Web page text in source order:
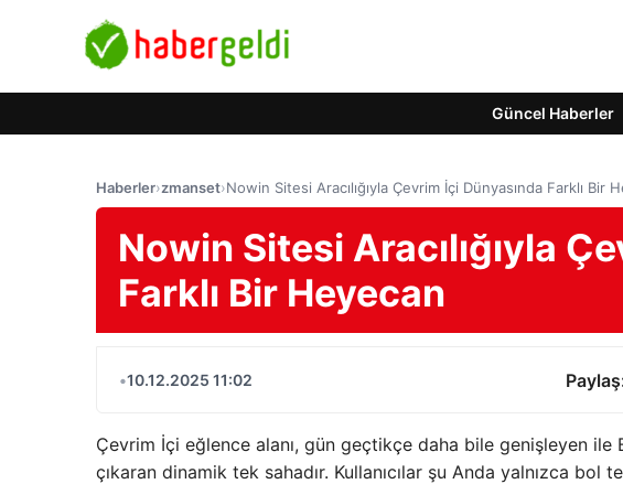
Güncel Haberler
Haberler›zmanset›Nowin Sitesi Aracılığıyla Çevrim İçi Dünyasında Farklı Bir
Nowin Sitesi Aracılığıyla
Farklı Bir Heyecan
•10.12.2025 11:02
Çevrim İçi eğlence alanı, gün geçtikçe daha bile genişleyen
çıkaran dinamik tek sahadır. Kullanıcılar şu Anda yalnızca